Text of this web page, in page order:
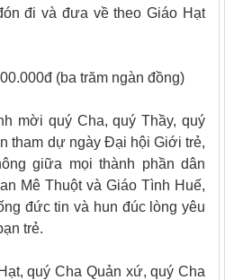
đi và đưa về theo Giáo Hạt
(ba trăm ngàn đồng)
mời quý Cha, quý Thầy, quý
tham dự ngày Đại hội Giới trẻ,
giữa mọi thành phần dân
Mê Thuột và Giáo Tình Huế,
đức tin và hun đúc lòng yêu
trẻ.
quý Cha Quản xứ, quý Cha